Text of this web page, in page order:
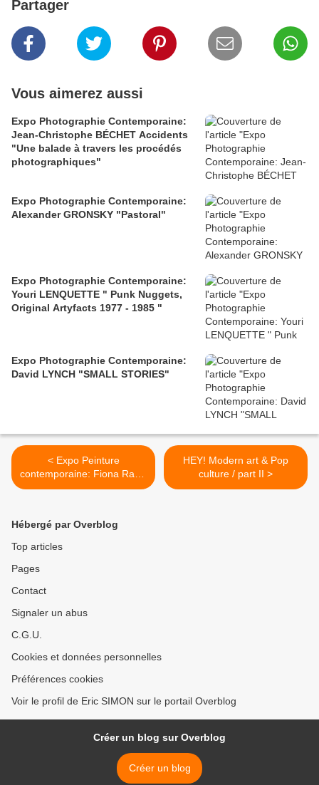
Partager
Vous aimerez aussi
Expo Photographie Contemporaine:
Jean-Christophe BÉCHET Accidents
"Une balade à travers les procédés
photographiques"
Expo Photographie Contemporaine:
Alexander GRONSKY "Pastoral"
Expo Photographie Contemporaine:
Youri LENQUETTE " Punk Nuggets,
Original Artyfacts 1977 - 1985 "
Expo Photographie Contemporaine:
David LYNCH "SMALL STORIES"
< Expo Peinture
contemporaine: Fiona Rae "
Nouvelles oeuvres"
HEY! Modern art & Pop
culture / part II >
Hébergé par Overblog
Top articles
Pages
Contact
Signaler un abus
C.G.U.
Cookies et données personnelles
Préférences cookies
Voir le profil de Eric SIMON sur le portail Overblog
Créer un blog sur Overblog
Créer un blog